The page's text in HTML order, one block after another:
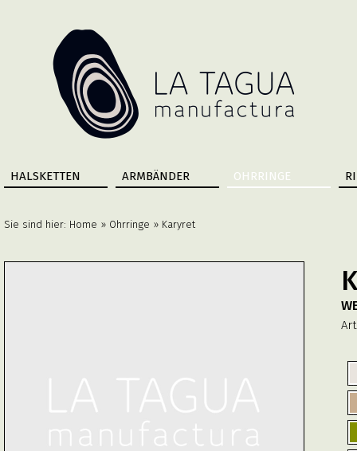
HALSKETTEN ARMBÄNDER OHRRINGE
Sie sind hier: Home » Ohrringe » Karyret